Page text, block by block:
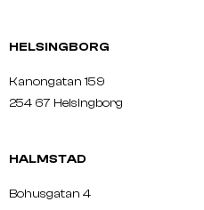
HELSINGBORG
Kanongatan 159
254 67 Helsingborg
HALMSTAD
Bohusgatan 4